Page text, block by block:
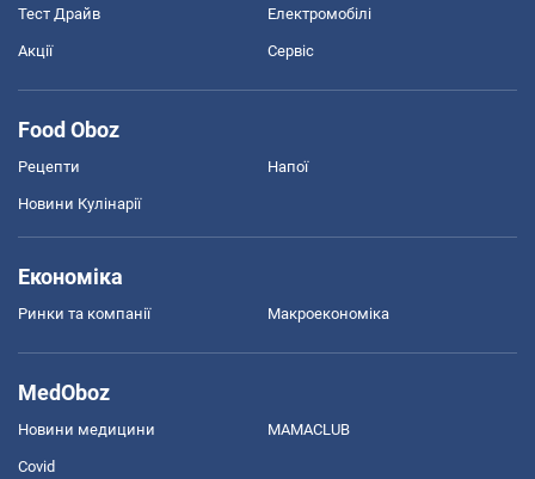
Тест Драйв Електромобілі
Акції Сервіс
Food Oboz
Рецепти Напої
Новини Кулінарії
Економіка
Ринки та компанії Макроекономіка
MedOboz
Новини медицини MAMACLUB
Covid